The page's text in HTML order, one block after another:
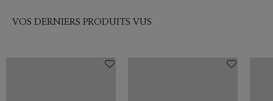
VOS DERNIERS PRODUITS VUS